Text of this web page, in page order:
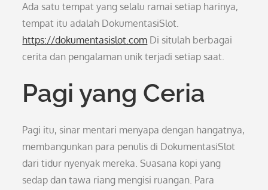
Ada satu tempat yang selalu ramai setiap harinya,
tempat itu adalah DokumentasiSlot.
https://dokumentasislot.com Di situlah berbagai
cerita dan pengalaman unik terjadi setiap saat.
Pagi yang Ceria
Pagi itu, sinar mentari menyapa dengan hangatnya,
membangunkan para penulis di DokumentasiSlot
dari tidur nyenyak mereka. Suasana kopi yang
sedap dan tawa riang mengisi ruangan. Para